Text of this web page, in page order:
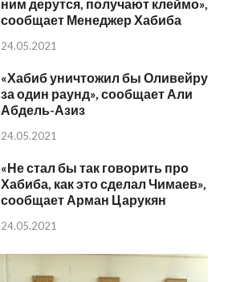
ним дерутся, получают клеймо»,
сообщает Менеджер Хабиба
24.05.2021
«Хабиб уничтожил бы Оливейру
за один раунд», сообщает Али
Абдель-Азиз
24.05.2021
«Не стал бы так говорить про
Хабиба, как это сделал Чимаев»,
сообщает Арман Царукян
24.05.2021